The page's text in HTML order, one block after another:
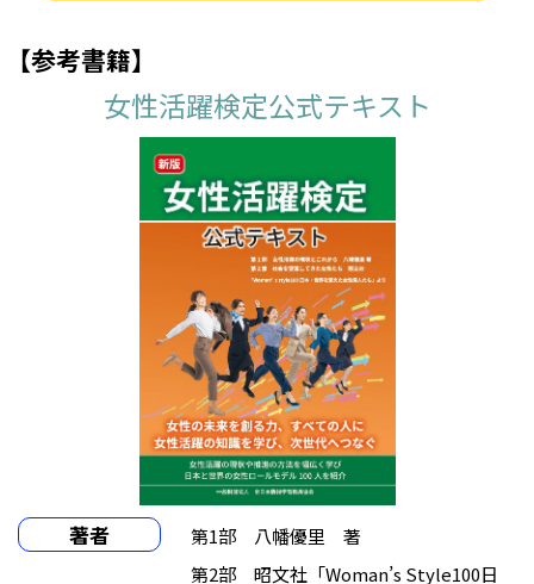
九州・沖縄
八幡西テストセンター
大分オアシステストセンター
システムランド宮崎テストセンター
那覇テストセンター
博多駅筑紫口テストセンター
満席
長崎万才町テストセンター
満席
システムランド熊本テストセンター
満席
鹿児島中央駅東テストセンター
満席
折りたたむ
【参考書籍】
女性活躍検定公式テキスト
著者
第1部 八幡優里 著
第2部 昭文社「Woman’s Style100日